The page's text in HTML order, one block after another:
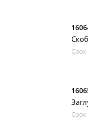
Срок
Срок